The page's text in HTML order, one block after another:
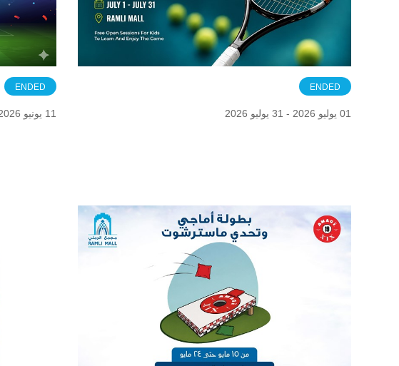
ENDED
01 يوليو 2026 - 31 يوليو 2026
ENDED
11 يونيو 2026 - 19 يوليو 2026